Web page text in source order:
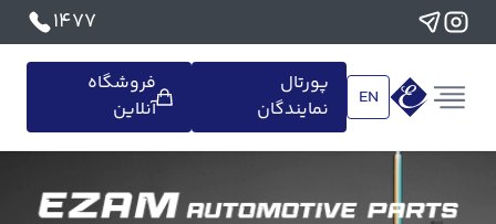
1477
EN
پورتال
نمایندگان
فروشگاه
آنلاین